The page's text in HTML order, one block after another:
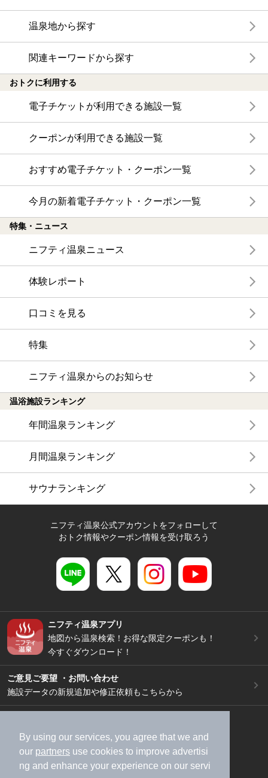
By using our services, you agree that we and
our partners use cookies to improve advertisi
ng and enhance your experience on our servi
温泉地から探す
関連キーワードから探す
おトクに利用する
電子チケットが利用できる施設一覧
クーポンが利用できる施設一覧
おすすめ電子チケット・クーポン一覧
今月の新着電子チケット・クーポン一覧
特集・ニュース
ニフティ温泉ニュース
体験レポート
口コミを見る
特集
ニフティ温泉からのお知らせ
温浴施設ランキング
年間温泉ランキング
月間温泉ランキング
サウナランキング
ニフティ温泉公式アカウントをフォローして
おトク情報やクーポン情報を受け取ろう
ニフティ温泉アプリ
地図から温泉検索！お得な限定クーポンも！
今すぐダウンロード！
ご意見ご要望 ・お問い合わせ
施設データの新規追加や修正依頼もこちらから
加盟店募集（資料請求）
広告出稿のご案内
利用規約
ライフスタイルMEMBERS+規約
特定商取引法に基づく表記
ヘルプ 採用情報